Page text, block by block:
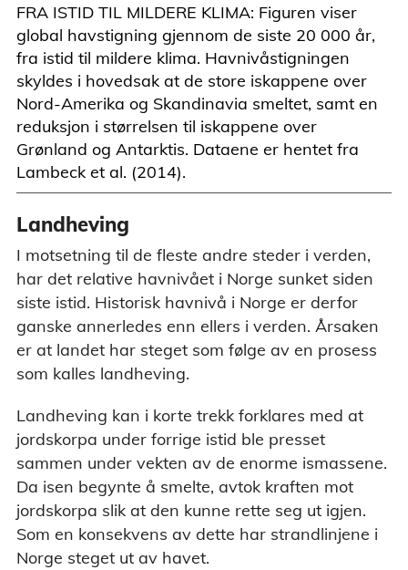
FRA ISTID TIL MILDERE KLIMA: Figuren viser
global havstigning gjennom de siste 20 000 år,
fra istid til mildere klima. Havnivåstigningen
skyldes i hovedsak at de store iskappene over
Nord-Amerika og Skandinavia smeltet, samt en
reduksjon i størrelsen til iskappene over
Grønland og Antarktis. Dataene er hentet fra
Lambeck et al. (2014).
Landheving
I motsetning til de fleste andre steder i verden,
har det relative havnivået i Norge sunket siden
siste istid. Historisk havnivå i Norge er derfor
ganske annerledes enn ellers i verden. Årsaken
er at landet har steget som følge av en prosess
som kalles landheving.
Landheving kan i korte trekk forklares med at
jordskorpa under forrige istid ble presset
sammen under vekten av de enorme ismassene.
Da isen begynte å smelte, avtok kraften mot
jordskorpa slik at den kunne rette seg ut igjen.
Som en konsekvens av dette har strandlinjene i
Norge steget ut av havet.